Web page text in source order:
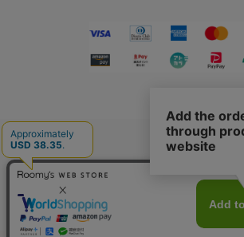
2026.7.29
熊本県熊本地方を震源とする地震による配
て